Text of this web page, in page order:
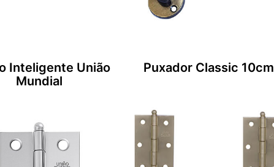
Inteligente União
Mundial
Puxador Classic 10cm